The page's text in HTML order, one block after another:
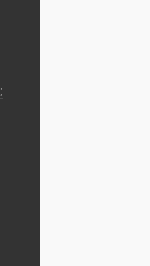
;